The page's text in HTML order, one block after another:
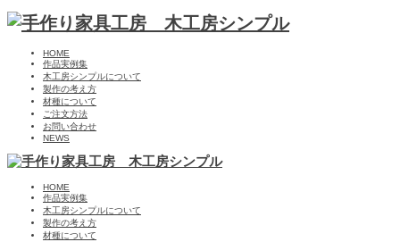
HOME
作品実例集
木工房シンプルについて
製作の考え方
材種について
ご注文方法
お問い合わせ
NEWS
HOME
作品実例集
木工房シンプルについて
製作の考え方
材種について